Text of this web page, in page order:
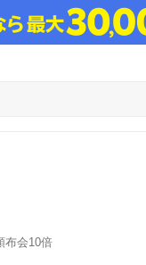
布会10倍